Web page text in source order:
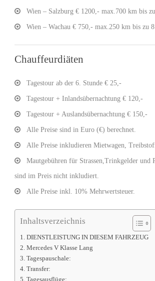
Wien – Salzburg € 1200,- max.700 km bis zu
Wien – Wachau € 750,- max.250 km bis zu 8
Chauffeurdiäten
Tagestour ab der 6. Stunde € 25,-
Tagestour + Inlandsübernachtung € 120,-
Tagestour + Auslandsübernachtung € 150,-
Alle Preise sind in Euro (€) berechnet.
Alle Preise inkludieren Mietwagen,
Mautgebühren für Strassen,Trinkgelder und
sind im Preis nicht inkludiert.
Alle Preise inkl. 10% Mehrwertsteuer.
Inhaltsverzeichnis
DIENSTLEISTUNG IN DIESEM FAHRZEUG
Mercedes V Klasse Lang
Tagespauschale:
Transfer:
Tagesausflüge: